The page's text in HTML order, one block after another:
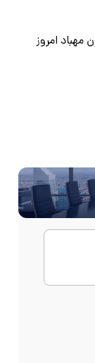
مهباد امروز